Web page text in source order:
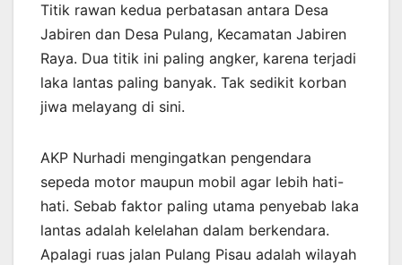
Titik rawan kedua perbatasan antara Desa
Jabiren dan Desa Pulang, Kecamatan Jabiren
Raya. Dua titik ini paling angker, karena terjadi
laka lantas paling banyak. Tak sedikit korban
jiwa melayang di sini.
AKP Nurhadi mengingatkan pengendara
sepeda motor maupun mobil agar lebih hati-
hati. Sebab faktor paling utama penyebab laka
lantas adalah kelelahan dalam berkendara.
Apalagi ruas jalan Pulang Pisau adalah wilayah